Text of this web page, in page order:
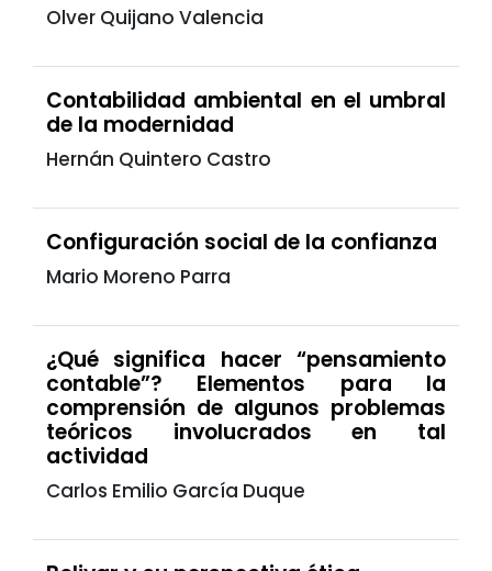
Olver Quijano Valencia
Contabilidad ambiental en el umbral
de la modernidad
Hernán Quintero Castro
Configuración social de la confianza
Mario Moreno Parra
¿Qué significa hacer “pensamiento
contable”? Elementos para la
comprensión de algunos problemas
teóricos involucrados en tal
actividad
Carlos Emilio García Duque